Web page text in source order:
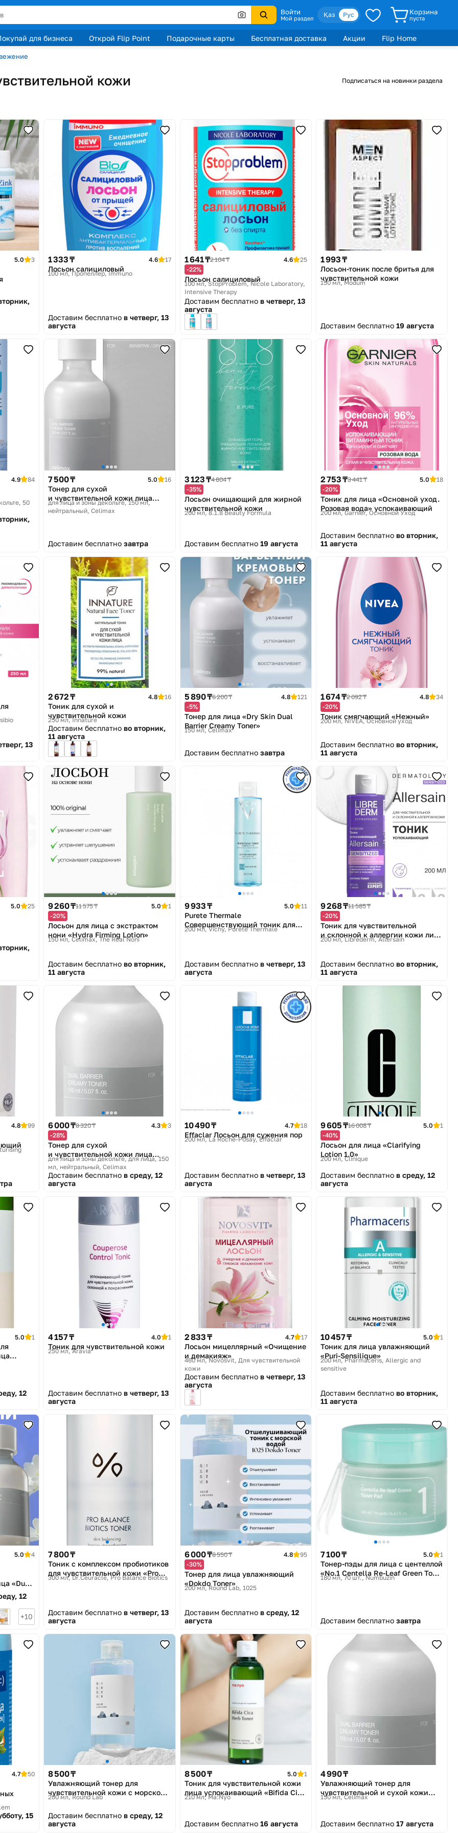
Войти
Мой раздел Қаз Рус Корзина
пуста
для бизнеса Открой Flip Point Подарочные карты Бесплатная доставка Акции
Flip Home
кожи Подписаться на новинки раздела
5.0
3
1 333 ₸ 4.6 17
Лосьон салициловый
100 мл Пропеллер, Immuno
Доставим бесплатнов четверг, 13
августа
1 641 ₸2 104 ₸ 4.6
25
-22%
Лосьон салициловый
100 мл StopProblem, Nicole Laboratory,
Intensive Therapy
Доставим бесплатно в четверг, 13
августа
1 993 ₸
Лосьон-тоник после бритья для
чувствительной кожи
150 мл Modum
Доставим бесплатно 19 августа
4.9 84
50
7 500 ₸ 5.0 16
Тонер для сухой
и чувствительной кожи лица
«Dual Barrier Creamy Toner»
для лица и зоны декольте, 150 мл,
нейтральный Celimax
Доставим бесплатнозавтра
3 123 ₸4 804 ₸
-35%
Лосьон очищающий для жирной
чувствительной кожи
200 мл 8.1.8 Beauty Formula
Доставим бесплатно 19 августа
2 753 ₸3 441 ₸ 5.0
18
-20%
Тоник для лица «Основной уход.
Розовая вода» успокаивающий
200 мл Garnier, Основной Уход
Доставим бесплатно во вторник,
11 августа
13
2 672 ₸ 4.8 16
Тоник для сухой и
чувствительной кожи
250 мл Innature
Доставим бесплатново вторник,
11 августа
5 890 ₸6 200 ₸ 4.8
121
-5%
Тонер для лица «Dry Skin Dual
Barrier Creamy Toner»
150 мл Celimax
Доставим бесплатно завтра
1 674 ₸2 092 ₸ 4.8
34
-20%
Тоник смягчающий «Нежный»
200 мл NIVEA, Основной уход
Доставим бесплатно во вторник,
11 августа
5.0
25
9 260 ₸11 575 ₸ 5.0
1
-20%
Лосьон для лица с экстрактом
нони «Hydra Firming Lotion»
150 мл Celimax, The Real Noni
Доставим бесплатново вторник,
11 августа
9 933 ₸ 5.0 11
Purete Thermale
Совершенствующий тоник для
чувствительной кожи
200 мл Vichy, Purete Thermale
Доставим бесплатно в четверг, 13
августа
9 268 ₸11 585 ₸
-20%
Тоник для чувствительной
и склонной к аллергии кожи лица
успокаивающий Аллерсан
очищение»
200 мл Librederm, Allersain
Доставим бесплатно во вторник,
11 августа
4.8
99
6 000 ₸8 320 ₸ 4.3
3
-28%
Тонер для сухой
и чувствительной кожи лица
«Dual Barrier Creamy Toner»
для лица и зоны декольте, для лица, 150
мл, нейтральный Celimax
Доставим бесплатнов среду, 12
августа
10 490 ₸ 4.7 18
Effaclar Лосьон для сужения пор
200 мл La Roche-Posay, Effaclar
Доставим бесплатно в четверг, 13
августа
9 605 ₸16 008 ₸ 5.0
1
-40%
Лосьон для лица «Clarifying
Lotion 1.0»
200 мл Clinique
Доставим бесплатно в среду, 12
августа
5.0 1
12
4 157 ₸ 4.0 1
Тоник для чувствительной кожи
250 мл Aravia
Доставим бесплатнов четверг, 13
августа
2 833 ₸ 4.7 17
Лосьон мицеллярный «Очищение
и демакияж»
460 мл Novosvit, Для чувствительной
кожи
Доставим бесплатно в четверг, 13
августа
10 457 ₸ 5.0 1
Тоник для лица увлажняющий
«Puri-Sensilique»
200 мл Pharmaceris, Allergic and
sensitive
Доставим бесплатно во вторник,
11 августа
5.0
4
«Dual
12
10
7 800 ₸
Тоник с комплексом пробиотиков
для чувствительной кожи «Pro
Balance Biotics Toner»
300 мл Dr.Ceuracle, Pro Balance Biotics
Доставим бесплатнов четверг, 13
августа
6 000 ₸8 550 ₸ 4.8
95
-30%
Тонер для лица увлажняющий
«Dokdo Toner»
200 мл Round Lab, 1025
Доставим бесплатно в среду, 12
августа
7 100 ₸ 5.0 1
Тонер-пэды для лица с центеллой
«No.1 Centella Re-Leaf Green Toner
Pad»
180 мл, 70 шт. Numbuzin
Доставим бесплатно завтра
4.7
50
15
8 500 ₸
Увлажняющий тонер для
чувствительной кожи с морской
водой
200 мл Round Lab
Доставим бесплатнов среду, 12
августа
8 500 ₸ 5.0 1
Тоник для чувствительной кожи
лица успокаивающий «Bifida Cica
Herb Toner»
210 мл Ma:Nyo
Доставим бесплатно 16 августа
4 990 ₸
Увлажняющий тонер для
чувствительной и сухой кожи
лица «Dual Barrier»
150 мл Celimax
Доставим бесплатно 17 августа